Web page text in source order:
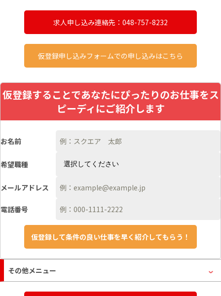
求人申し込み連絡先：048-757-8232
仮登録申し込みフォームでの申し込みはこちら
仮登録することであなたにぴったりのお仕事をス
ピーディにご紹介します
お名前
希望職種
メールアドレス
電話番号
その他メニュー